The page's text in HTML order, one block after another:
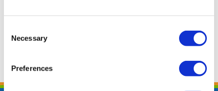
Selection
Necessary
Preferences